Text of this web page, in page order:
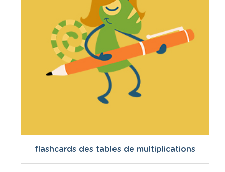
flashcards des tables de multiplications